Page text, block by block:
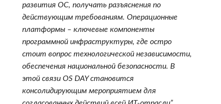
развития ОС, получать разъяснения по
действующим требованиям. Операционные
платформы – ключевые компоненты
программной инфраструктуры, где остро
стоит вопрос технологической независимости,
обеспечения национальной безопасности. В
этой связи OS DAY становится
консолидирующим мероприятием для